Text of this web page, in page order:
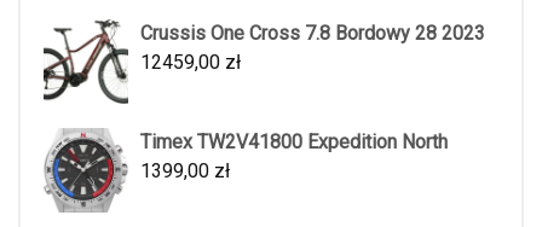
Crussis One Cross 7.8 Bordowy 28 2023
12459,00 zł
Timex TW2V41800 Expedition North
1399,00 zł